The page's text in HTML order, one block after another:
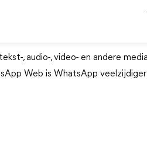
, audio-, video- en andere
Web is WhatsApp